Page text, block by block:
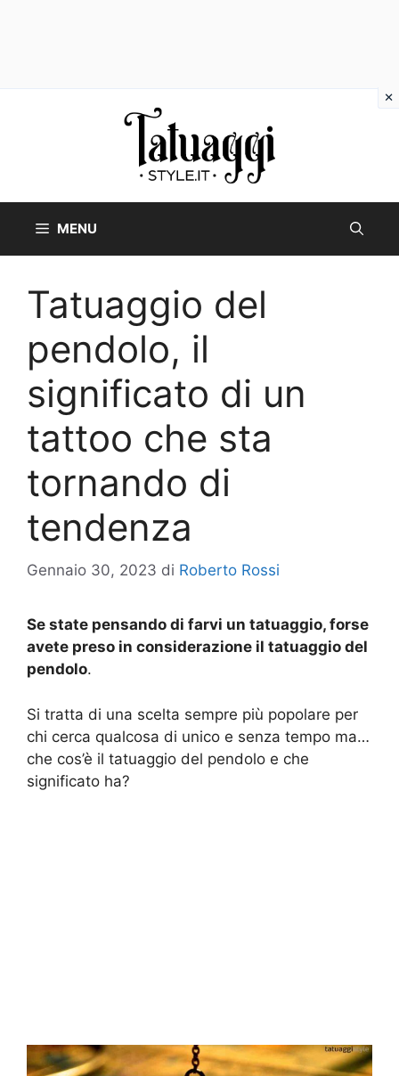
MENU
Tatuaggio del
pendolo, il
significato di un
tattoo che sta
tornando di
tendenza
Gennaio 30, 2023 di Roberto Rossi
Se state pensando di farvi un tatuaggio, forse
avete preso in considerazione il tatuaggio del
pendolo.
Si tratta di una scelta sempre più popolare per
chi cerca qualcosa di unico e senza tempo ma…
che cos’è il tatuaggio del pendolo e che
significato ha?